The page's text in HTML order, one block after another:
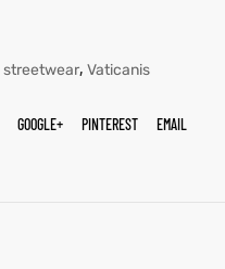
streetwear, Vaticanis
GOOGLE+ PINTEREST EMAIL